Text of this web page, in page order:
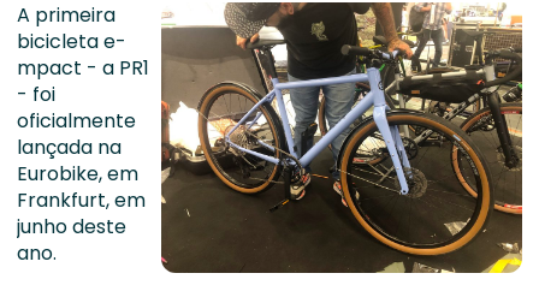
A primeira
bicicleta e-
mpact - a PR1
- foi
oficialmente
lançada na
Eurobike, em
Frankfurt, em
junho deste
ano.